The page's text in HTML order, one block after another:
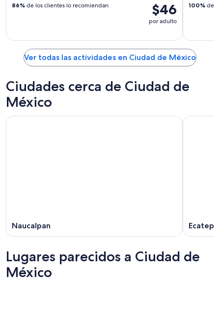
$46
por adulto
86% de los clientes lo recomiendan 100% de
Ver todas las actividades en Ciudad de México
Ciudades cerca de Ciudad de
México
Naucalpan
Lugares parecidos a Ciudad de
México